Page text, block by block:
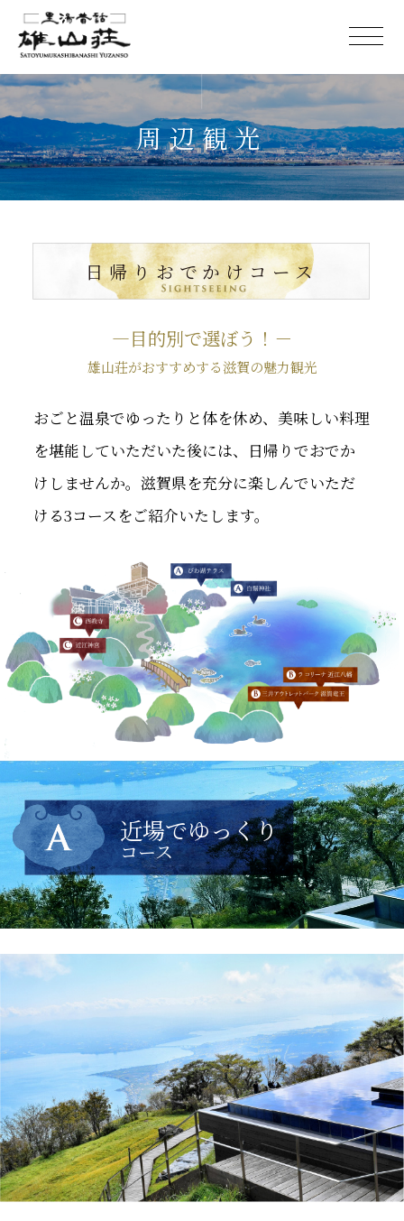
周辺観光
日帰りおでかけコース
―目的別で選ぼう！－
雄山荘がおすすめする滋賀の魅力観光
おごと温泉でゆったりと体を休め、美味しい料理
を堪能していただいた後には、日帰りでおでか
けしませんか。滋賀県を充分に楽しんでいただ
ける3コースをご紹介いたします。
近場でゆっくり
コース